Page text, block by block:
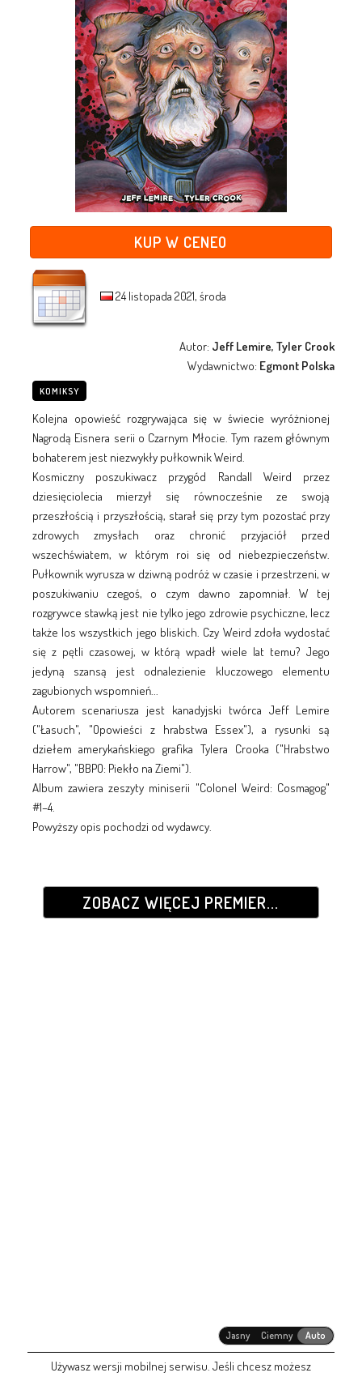
KUP W CENEO
24 listopada 2021, środa
Autor: Jeff Lemire, Tyler Crook
Wydawnictwo: Egmont Polska
KOMIKSY
Kolejna opowieść rozgrywająca się w świecie wyróżnionej
Nagrodą Eisnera serii o Czarnym Młocie. Tym razem głównym
bohaterem jest niezwykły pułkownik Weird.
Kosmiczny poszukiwacz przygód Randall Weird przez
dziesięciolecia mierzył się równocześnie ze swoją
przeszłością i przyszłością, starał się przy tym pozostać przy
zdrowych zmysłach oraz chronić przyjaciół przed
wszechświatem, w którym roi się od niebezpieczeństw.
Pułkownik wyrusza w dziwną podróż w czasie i przestrzeni, w
poszukiwaniu czegoś, o czym dawno zapomniał. W tej
rozgrywce stawką jest nie tylko jego zdrowie psychiczne, lecz
także los wszystkich jego bliskich. Czy Weird zdoła wydostać
się z pętli czasowej, w którą wpadł wiele lat temu? Jego
jedyną szansą jest odnalezienie kluczowego elementu
zagubionych wspomnień...
Autorem scenariusza jest kanadyjski twórca Jeff Lemire
("Łasuch", "Opowieści z hrabstwa Essex"), a rysunki są
dziełem amerykańskiego grafika Tylera Crooka ("Hrabstwo
Harrow", "BBPO: Piekło na Ziemi").
Album zawiera zeszyty miniserii "Colonel Weird: Cosmagog"
#1–4.
Powyższy opis pochodzi od wydawcy.
ZOBACZ WIĘCEJ PREMIER...
Jasny Ciemny Auto
Używasz wersji mobilnej serwisu. Jeśli chcesz możesz